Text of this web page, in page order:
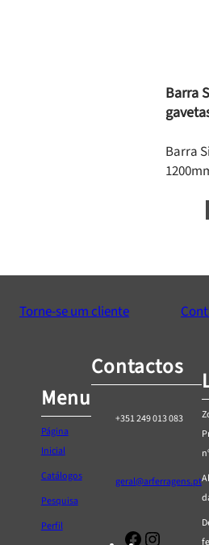
Barra
Barra
Torne-se um cliente
Menu
Página
Inicial
Catálogos
Pesquisa
Perfil
Contactos
+351 249 013 083
geral@arferragens.pt
Facebook